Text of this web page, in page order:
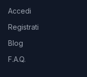
Accedi
Registrati
Blog
F.A.Q.